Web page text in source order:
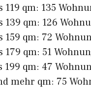
119 qm: 135
139 qm: 126
159 qm: 72
179 qm: 51
199 qm: 47
mehr qm: 75